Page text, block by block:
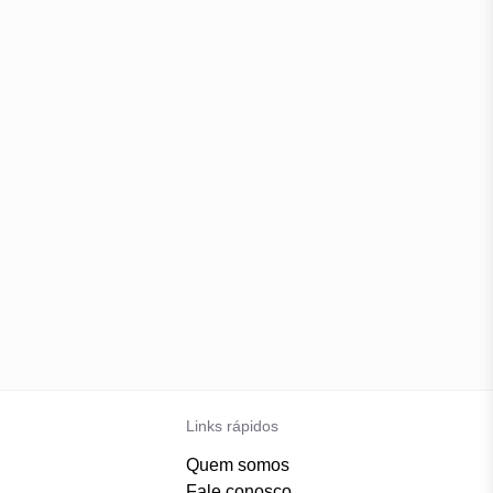
Links rápidos
Quem somos